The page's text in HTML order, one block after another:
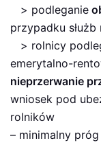
> podleganie
przypadku
> rolnicy
emerytalno-
nieprzerwanie
wniosek pod
rolników
– minimalny